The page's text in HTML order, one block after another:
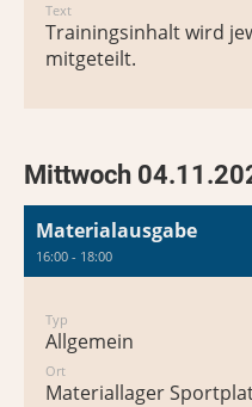
Text
Trainingsinhalt wird
mitgeteilt.
Mittwoch
Materialausgabe
16:00 - 18:00
Typ
Allgemein
Ort
Materiallager